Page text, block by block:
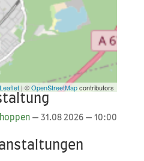
Leaflet | ©OpenStreetMapcontributors
— 31.08 2026 — 10:00